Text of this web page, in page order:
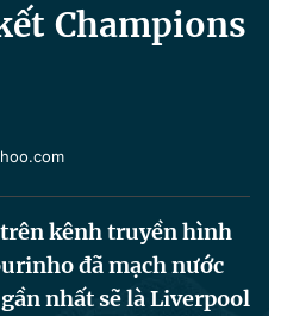
Bạn cần biết
thoại
Champions
kênh truyền hình
đã mạch nước
nhất sẽ là Liverpool